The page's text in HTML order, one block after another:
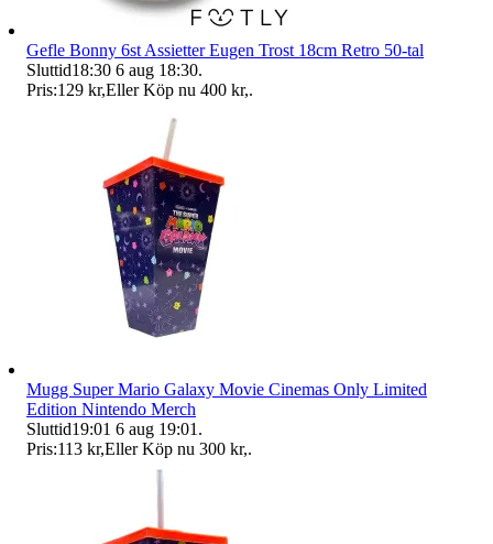
Gefle Bonny 6st Assietter Eugen Trost 18cm Retro 50-tal
Sluttid18:30 6 aug 18:30.
Pris:129 kr,Eller Köp nu 400 kr,.
Mugg Super Mario Galaxy Movie Cinemas Only Limited
Edition Nintendo Merch
Sluttid19:01 6 aug 19:01 .
Pris:113 kr,Eller Köp nu 300 kr,.